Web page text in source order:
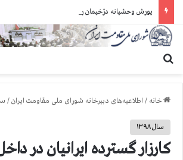
خانه / اطلاعیه‌های دبیرخانه شورای ملی مقاومت ایران/
سال ۱۳۹۸
کارزار گسترده ایرانیان در